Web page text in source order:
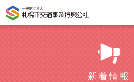
新着情報